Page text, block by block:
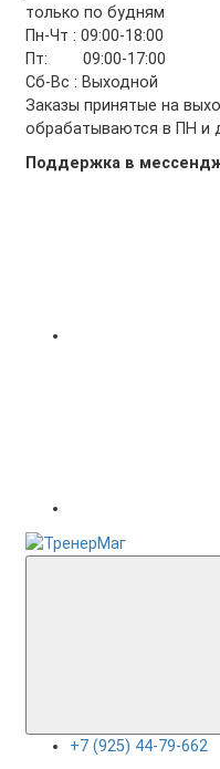
только по будням
Пн-Чт : 09:00-18:00
Пт: 09:00-17:00
Сб-Вс : Выходной
Заказы принятые на
обрабатываются в ПН и
Поддержка в
+7 (925) 44-79-662